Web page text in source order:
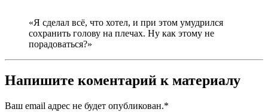
«Я сделал всё, что хотел, и при этом умудрился
сохранить голову на плечах. Ну как этому не
порадоваться?»
Напишите коментарий к материалу
Ваш email адрес не будет опубликован.*